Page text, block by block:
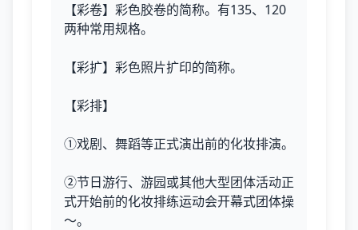
【彩卷】彩色胶卷的简称。有135、120
两种常用规格。
【彩扩】彩色照片扩印的简称。
【彩排】
①戏剧、舞蹈等正式演出前的化妆排演。
②节日游行、游园或其他大型团体活动正
式开始前的化妆排练运动会开幕式团体操
～。